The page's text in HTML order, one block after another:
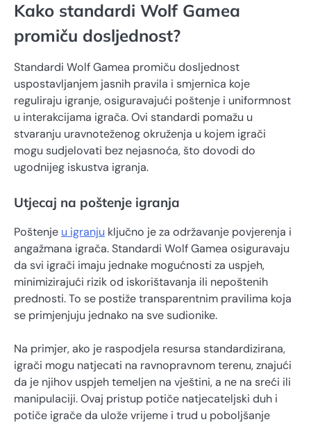
Kako standardi Wolf Gamea
promiču dosljednost?
Standardi Wolf Gamea promiču dosljednost
uspostavljanjem jasnih pravila i smjernica koje
reguliraju igranje, osiguravajući poštenje i uniformnost
u interakcijama igrača. Ovi standardi pomažu u
stvaranju uravnoteženog okruženja u kojem igrači
mogu sudjelovati bez nejasnoća, što dovodi do
ugodnijeg iskustva igranja.
Utjecaj na poštenje igranja
Poštenje u igranju ključno je za održavanje povjerenja i
angažmana igrača. Standardi Wolf Gamea osiguravaju
da svi igrači imaju jednake mogućnosti za uspjeh,
minimizirajući rizik od iskorištavanja ili nepoštenih
prednosti. To se postiže transparentnim pravilima koja
se primjenjuju jednako na sve sudionike.
Na primjer, ako je raspodjela resursa standardizirana,
igrači mogu natjecati na ravnopravnom terenu, znajući
da je njihov uspjeh temeljen na vještini, a ne na sreći ili
manipulaciji. Ovaj pristup potiče natjecateljski duh i
potiče igrače da ulože vrijeme i trud u poboljšanje